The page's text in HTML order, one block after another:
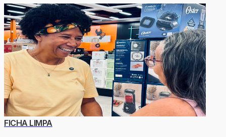
FICHA LIMPA